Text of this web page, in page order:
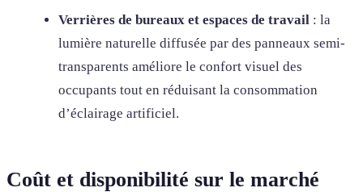
Verrières de bureaux et espaces de travail : la
lumière naturelle diffusée par des panneaux semi-
transparents améliore le confort visuel des
occupants tout en réduisant la consommation
d’éclairage artificiel.
Coût et disponibilité sur le marché